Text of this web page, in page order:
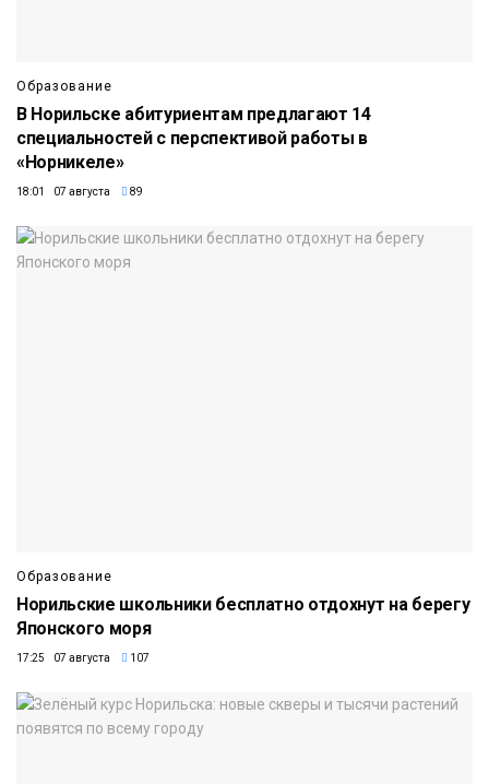
Образование
В Норильске абитуриентам предлагают 14
специальностей с перспективой работы в
«Норникеле»
18:01 07 августа 89
Образование
Норильские школьники бесплатно отдохнут на берегу
Японского моря
17:25 07 августа 107